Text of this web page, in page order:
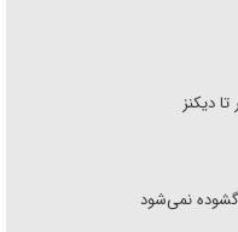
دیکنز
نمی‌شود